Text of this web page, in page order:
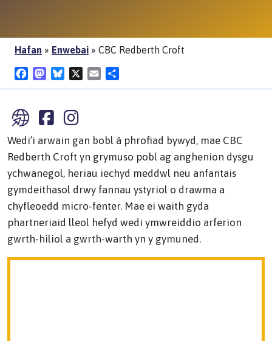
Hafan » Enwebai » CBC Redberth Croft
FacebookMastodon
Bluesky Email
Wedi’i arwain gan bobl â phrofiad bywyd, mae CBC
Redberth Croft yn grymuso pobl ag anghenion dysgu
ychwanegol, heriau iechyd meddwl neu anfantais
gymdeithasol drwy fannau ystyriol o drawma a
chyfleoedd micro-fenter. Mae ei waith gyda
phartneriaid lleol hefyd wedi ymwreiddio arferion
gwrth-hiliol a gwrth-warth yn y gymuned.